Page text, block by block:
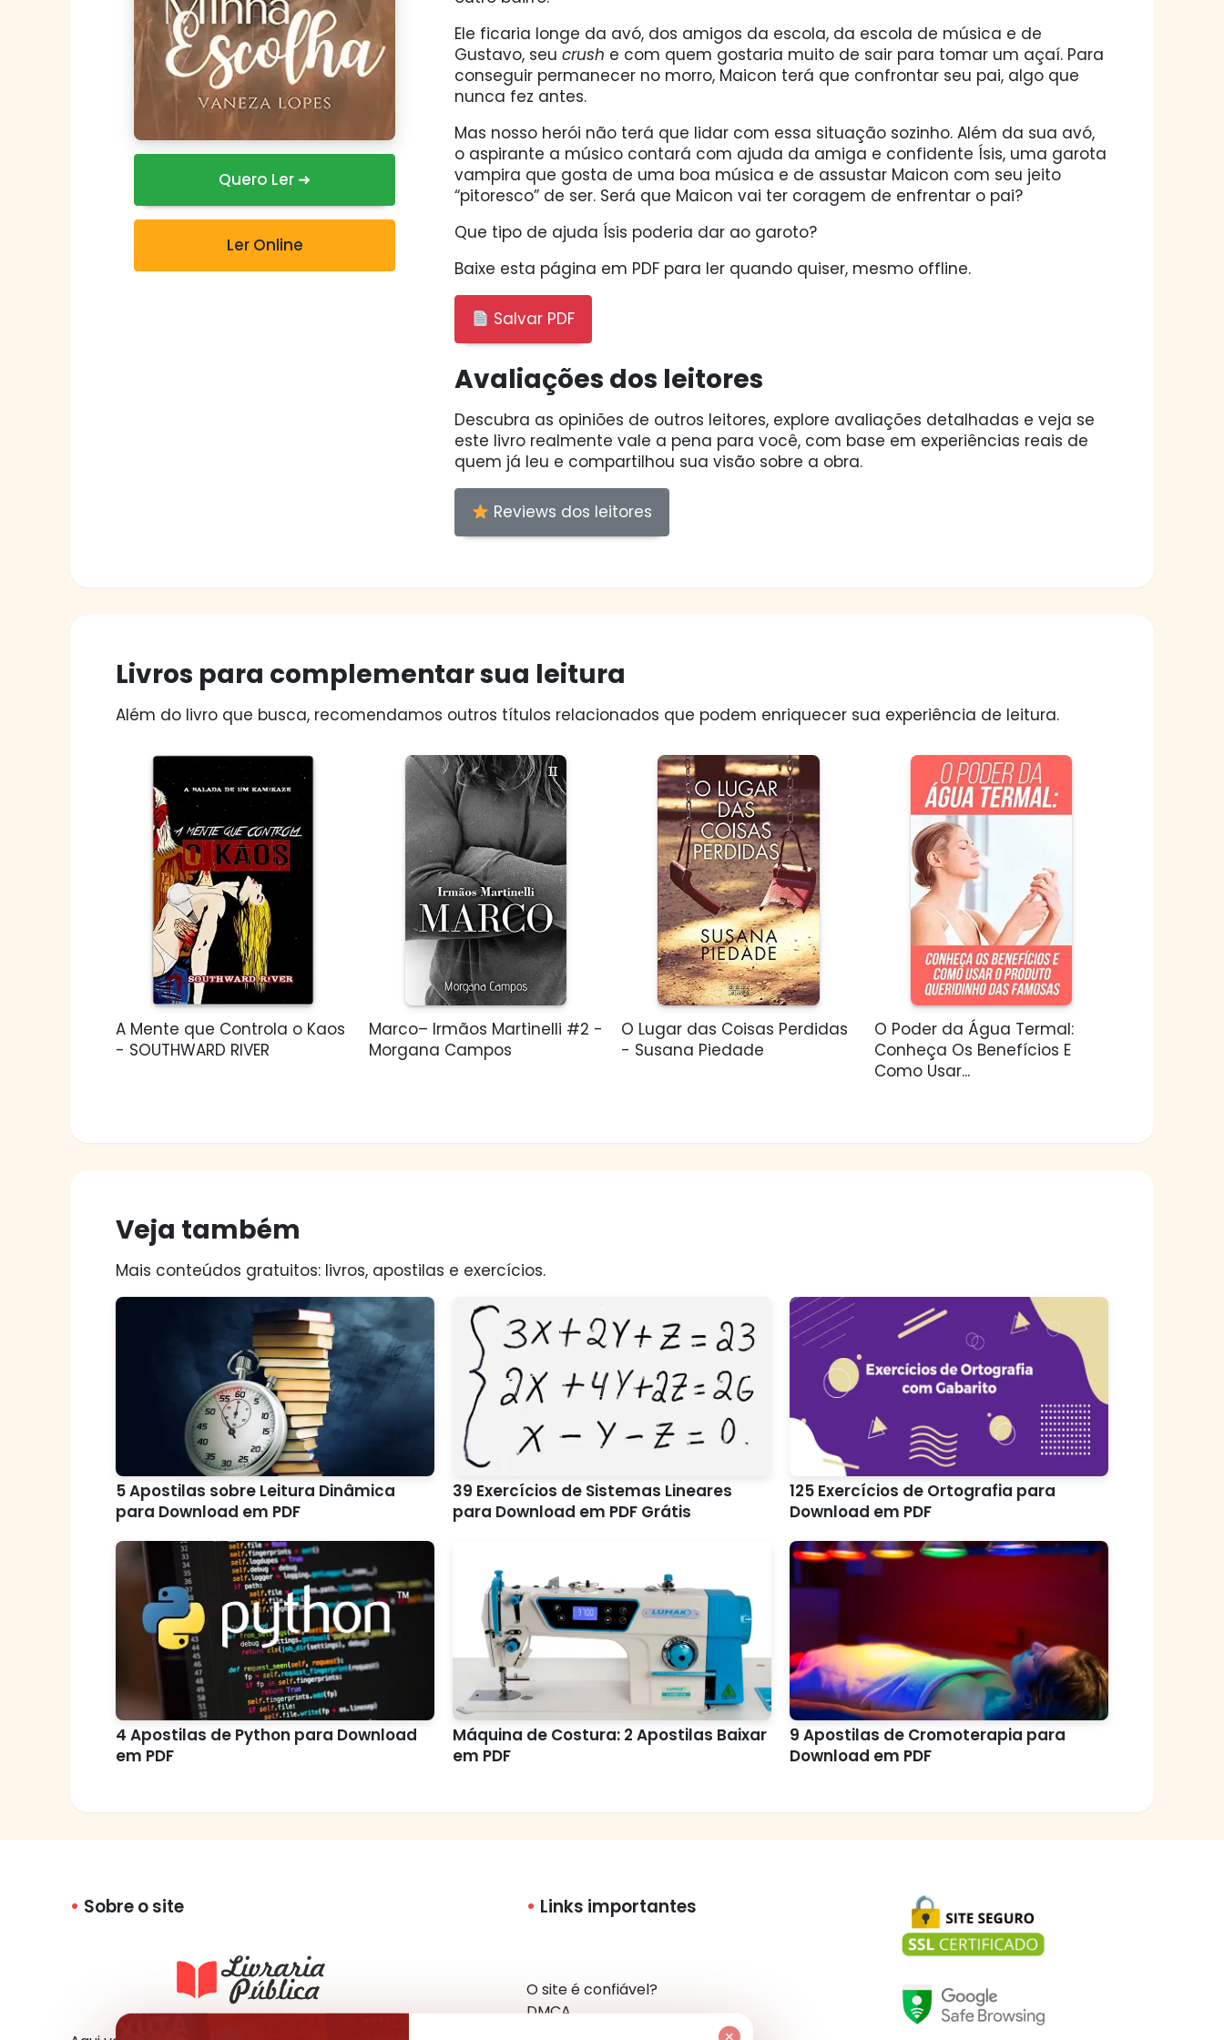
Quero Ler ➜
Ler Online
Ele ficaria longe da avó, dos amigos da escola, da escola de música e de
Gustavo, seu crush e com quem gostaria muito de sair para tomar um açaí. Para
conseguir permanecer no morro, Maicon terá que confrontar seu pai, algo que
nunca fez antes.
Mas nosso herói não terá que lidar com essa situação sozinho. Além da sua avó,
o aspirante a músico contará com ajuda da amiga e confidente Ísis, uma garota
vampira que gosta de uma boa música e de assustar Maicon com seu jeito
“pitoresco” de ser. Será que Maicon vai ter coragem de enfrentar o pai?
Que tipo de ajuda Ísis poderia dar ao garoto?
Baixe esta página em PDF para ler quando quiser, mesmo offline.
Salvar PDF
Avaliações dos leitores
Descubra as opiniões de outros leitores, explore avaliações detalhadas e veja se
este livro realmente vale a pena para você, com base em experiências reais de
quem já leu e compartilhou sua visão sobre a obra.
Reviews dos leitores
Livros para complementar sua leitura
Além do livro que busca, recomendamos outros títulos relacionados que podem enriquecer sua experiência de leitura.
A Mente que Controla o Kaos
- SOUTHWARD RIVER
Marco– Irmãos Martinelli #2 -
Morgana Campos
O Lugar das Coisas Perdidas
- Susana Piedade
O Poder da Água Termal:
Conheça Os Benefícios E
Como Usar...
Veja também
Mais conteúdos gratuitos: livros, apostilas e exercícios.
5 Apostilas sobre Leitura Dinâmica
para Download em PDF
39 Exercícios de Sistemas Lineares
para Download em PDF Grátis
125 Exercícios de Ortografia para
Download em PDF
4 Apostilas de Python para Download
em PDF
Máquina de Costura: 2 Apostilas Baixar
em PDF
9 Apostilas de Cromoterapia para
Download em PDF
Sobre o site Links importantes
O site é confiável?
DMCA